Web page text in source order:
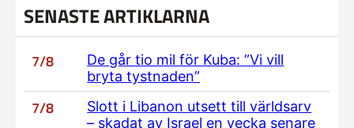
SENASTE ARTIKLARNA
7/8
De går tio mil för Kuba: ”Vi vill
bryta tystnaden”
7/8
Slott i Libanon utsett till världsarv
– skadat av Israel en vecka senare